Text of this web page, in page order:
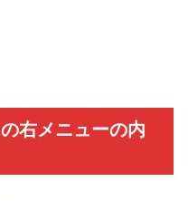
右メニューの内